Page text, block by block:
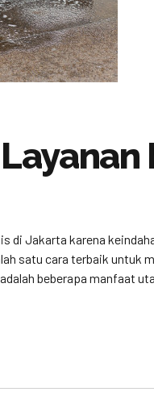
Jakarta karena
satu cara terbaik untuk
beberapa manfaat